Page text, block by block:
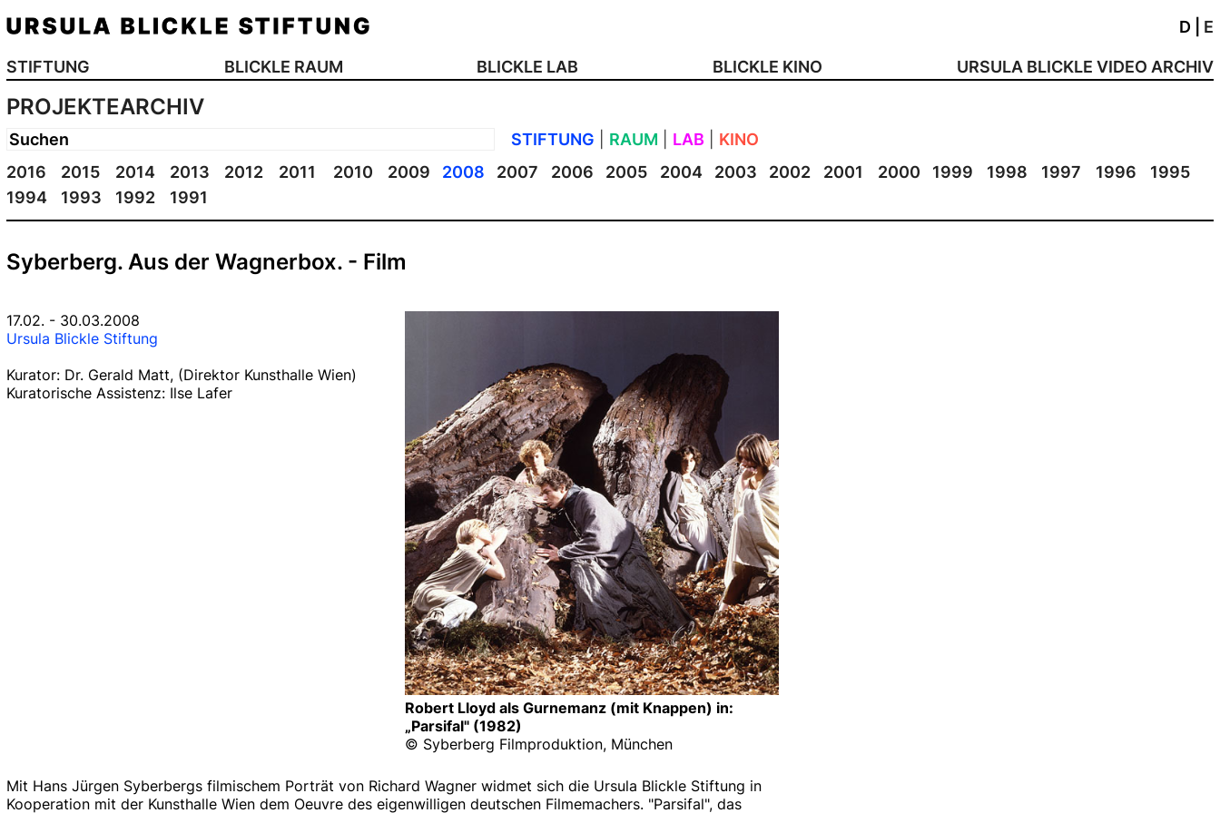
D E
STIFTUNG BLICKLE RAUM BLICKLE LAB BLICKLE KINO URSULA BLICKLE VIDEO ARCHIV
PROJEKTEARCHIV
STIFTUNG RAUM LAB
KINO
2016
2015 2014 2013 2012 2011 2010 2009 2008 2007 2006 2005 2004 2003 2002 2001 2000 1999 1998 1997 1996
1995
1994
1993 1992 1991
Syberberg. Aus der Wagnerbox. - Film
17.02. - 30.03.2008
Ursula Blickle Stiftung
Kurator: Dr. Gerald Matt, (Direktor Kunsthalle Wien)
Kuratorische Assistenz: Ilse Lafer
Robert Lloyd als Gurnemanz (mit Knappen) in:
„Parsifal" (1982)
© Syberberg Filmproduktion, München
Mit Hans Jürgen Syberbergs filmischem Porträt von Richard Wagner widmet sich die Ursula Blickle Stiftung in
Kooperation mit der Kunsthalle Wien dem Oeuvre des eigenwilligen deutschen Filmemachers. "Parsifal", das